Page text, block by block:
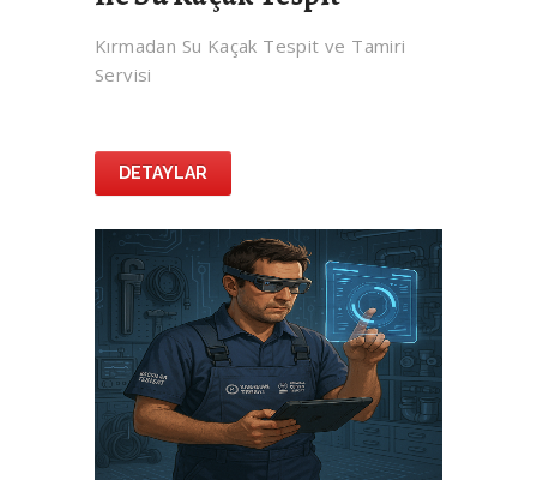
Kırmadan Su Kaçak Tespit ve Tamiri
Servisi
DETAYLAR